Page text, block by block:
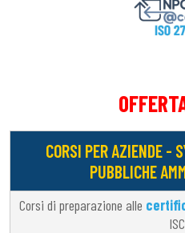
CORSI PER AZIENDE -
PUBBLICHE
Corsi di preparazione alle